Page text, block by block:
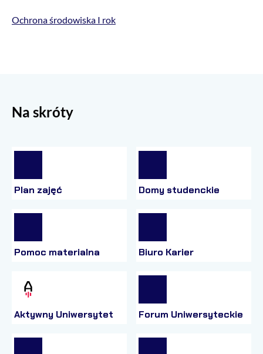
Ochrona środowiska I rok
Na skróty
Plan zajęć Domy studenckie
Pomoc materialna Biuro Karier
Aktywny Uniwersytet Forum Uniwersyteckie